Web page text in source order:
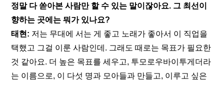
정말 다 쏟아본 사람만 할 수 있는 말이잖아요. 그 최선이
향하는 곳에는 뭐가 있나요?
태현: 저는 무대에 서는 게 좋고 노래가 좋아서 이 직업을
택했고 그걸 이룬 사람인데. 그래도 때로는 목표가 필요한
것 같아요. 더 높은 목표를 세우고, 투모로우바이투게더라
는 이름으로, 이 다섯 명과 모아들과 만들고, 이루고 싶은